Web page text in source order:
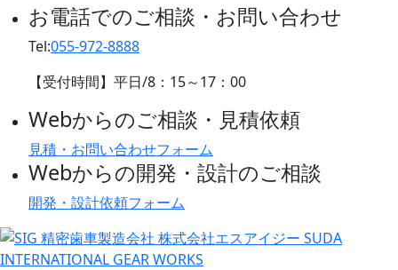
お電話でのご相談・お問い合わせ
Tel:055-972-8888
【受付時間】平日/8：15～17：00
Webからのご相談・見積依頼
見積・お問い合わせフォーム
Webからの開発・設計のご相談
開発・設計依頼フォーム